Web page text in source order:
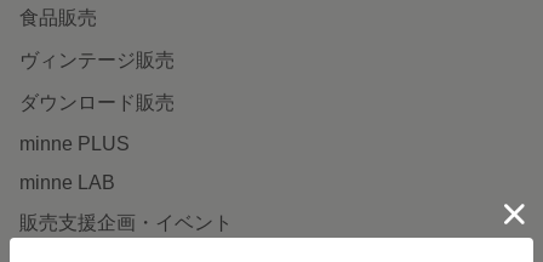
食品販売
ヴィンテージ販売
ダウンロード販売
minne PLUS
minne LAB
販売支援企画・イベント